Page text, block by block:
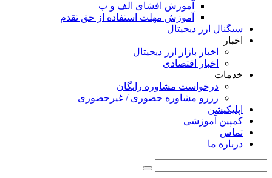
آموزش افشای الف و ب
آموزش مهلت استفاده از حق تقدم
سیگنال ارز دیجیتال
اخبار
اخبار بازار ارز دیجیتال
اخبار اقتصادی
خدمات
درخواست مشاوره رایگان
رزرو مشاوره حضوری / غیرحضوری
اپلیکیشن
کمپین آموزشی
تماس
درباره ما